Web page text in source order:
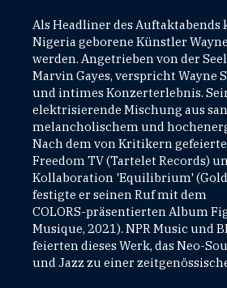
Als Headliner des Auftaktabends
Nigeria geborene Künstler
werden. Angetrieben von der
Marvin Gayes, verspricht Wayne
und intimes Konzerterlebnis.
elektrisierende Mischung aus
melancholischem und
Nach dem von Kritikern
Freedom TV (Tartelet Records)
Kollaboration 'Equilibrium'
festigte er seinen Ruf mit dem
COLORS-präsentierten Album
Musique, 2021). NPR Music und
feierten dieses Werk, das Neo-
und Jazz zu einer